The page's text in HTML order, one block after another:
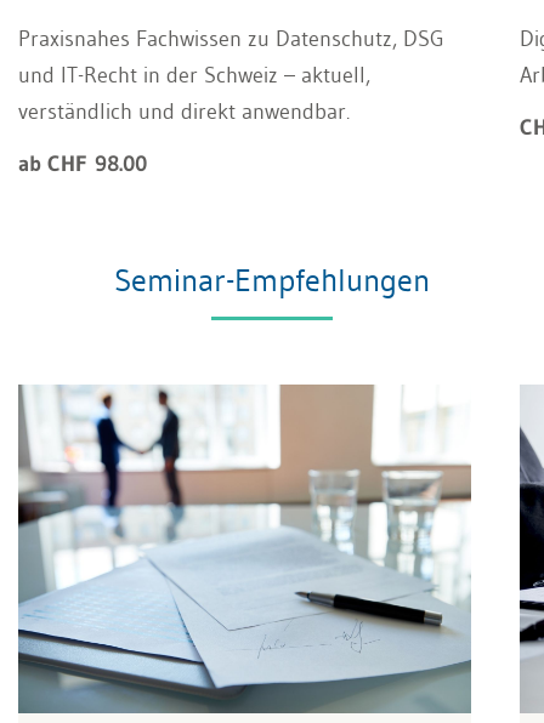
Praxisnahes Fachwissen zu Datenschutz, DSG
und IT-Recht in der Schweiz – aktuell,
verständlich und direkt anwendbar.
ab CHF 98.00
Seminar-Empfehlungen